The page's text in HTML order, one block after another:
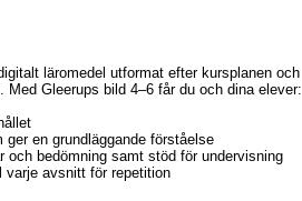
läromedel utformat efter kursplanen och
Gleerups bild 4–6 får du och dina elever:
en grundläggande förståelse
och bedömning samt stöd för undervisning
varje avsnitt för repetition